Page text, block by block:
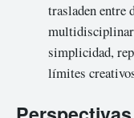
trasladen entre
simplicidad,
límites